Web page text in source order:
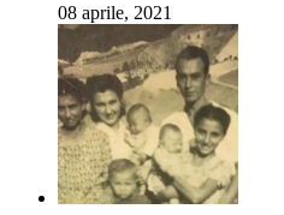
08 aprile, 2021